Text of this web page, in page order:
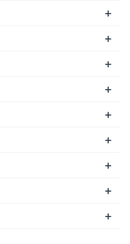
+
+
+
+
+
+
+
+
+